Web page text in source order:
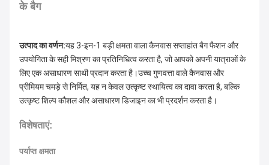
के बैग
उत्पाद का वर्णन:यह 3-इन-1 बड़ी क्षमता वाला कैनवास सप्ताहांत बैग फैशन और
उपयोगिता के सही मिश्रण का प्रतिनिधित्व करता है, जो आपको अपनी यात्राओं के
लिए एक असाधारण साथी प्रदान करता है।उच्च गुणवत्ता वाले कैनवास और
प्रीमियम चमड़े से निर्मित, यह न केवल उत्कृष्ट स्थायित्व का दावा करता है, बल्कि
उत्कृष्ट शिल्प कौशल और असाधारण डिजाइन का भी प्रदर्शन करता है।
विशेषताएं:
पर्याप्त क्षमता